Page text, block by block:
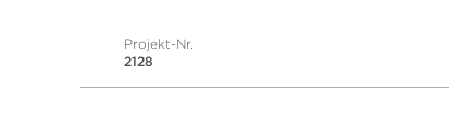
Projekt-Nr.
2128